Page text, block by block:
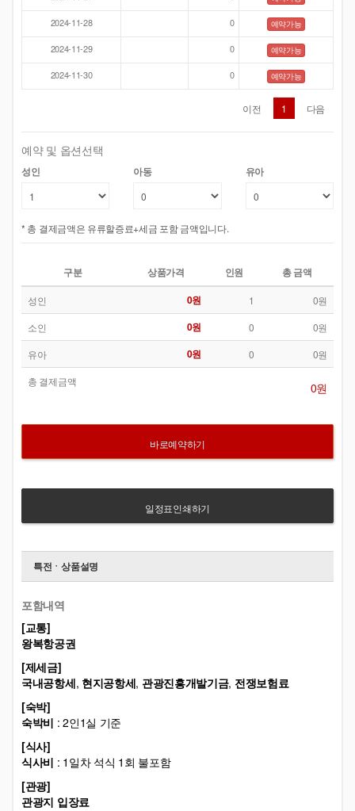
2024-11-28 0 예약가능
2024-11-29 0 예약가능
2024-11-30 0 예약가능
이전 1 다음
예약 및 옵션선택
성인 아동 유아
* 총 결제금액은 유류할증료+세금 포함 금액입니다.
구분 상품가격 인원 총 금액
성인 0원 1
0원
소인
0원 0
0원
유아
0원 0
0원
총 결제금액
0원
바로예약하기
일정표인쇄하기
특전ㆍ상품설명
포함내역
[교통]
왕복항공권
[제세금]
국내공항세, 현지공항세, 관광진흥개발기금, 전쟁보험료
[숙박]
숙박비 : 2인1실 기준
[식사]
식사비 : 1일차 석식 1회 불포함
[관광]
관광지 입장료